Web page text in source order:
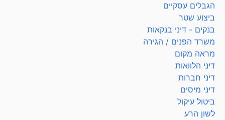
הגבלים עסקיים
ביצוע שטר
בנקים - דיני בנקאות
משרד הפנים / הגירה
מראה מקום
דיני הלוואות
דיני חברות
דיני מיסים
ביטול עיקול
לשון הרע